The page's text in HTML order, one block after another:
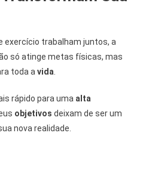
exercício trabalham juntos, a
só atinge metas físicas, mas
toda avida.
rápido para uma alta
objetivos deixam de ser um
nova realidade.